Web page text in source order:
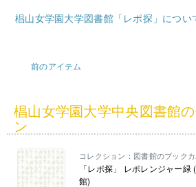
椙山女学園大学図書館「レポ探」につい
前のアイテム
椙山女学園大学中央図書館
ン
コレクション：図書館のブック
「レポ探」 レポレンジャー
館)